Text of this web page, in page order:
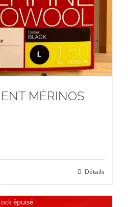
MÉRINOS
59.00.
Détails
épuisé